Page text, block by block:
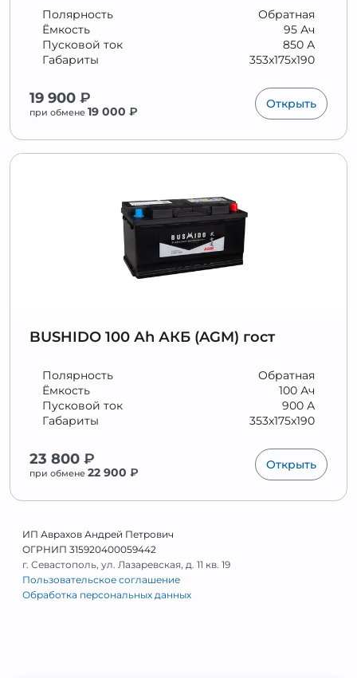
Обратная
Полярность
95 Ач
Ёмкость
850 А
Пусковой ток
353x175x190
Габариты
19 900 ₽
при обмене 19 000 ₽
Открыть
BUSHIDO 100 Аh АКБ (AGM) гост
Обратная
Полярность
100 Ач
Ёмкость
900 А
Пусковой ток
353x175x190
Габариты
23 800 ₽
при обмене 22 900 ₽
Открыть
ИП Аврахов Андрей Петрович
ОГРНИП 315920400059442
г. Севастополь, ул. Лазаревская, д. 11 кв. 19
Пользовательское соглашение
Обработка персональных данных